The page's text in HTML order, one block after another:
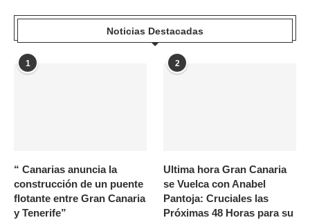
Noticias Destacadas
1
“ Canarias anuncia la
construcción de un puente
flotante entre Gran Canaria
y Tenerife”
2
Ultima hora Gran Canaria
se Vuelca con Anabel
Pantoja: Cruciales las
Próximas 48 Horas para su